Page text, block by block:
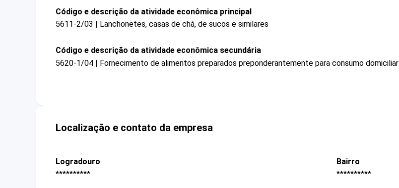
Código e descrição da atividade econômica principal
5611-2/03 | Lanchonetes, casas de chá, de sucos e similares
Código e descrição da atividade econômica secundária
5620-1/04 | Fornecimento de alimentos preparados preponderantemente para consumo domiciliar
Localização e contato da empresa
Logradouro
**********
Bairro
**********